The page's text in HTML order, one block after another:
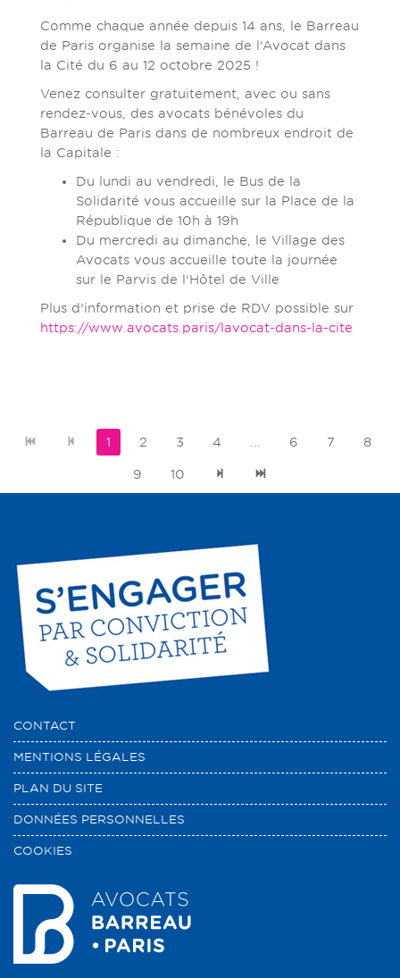
Comme chaque année depuis 14 ans, le Barreau
de Paris organise la semaine de l’Avocat dans
la Cité du 6 au 12 octobre 2025 !
Venez consulter gratuitement, avec ou sans
rendez-vous, des avocats bénévoles du
Barreau de Paris dans de nombreux endroit de
la Capitale :
Du lundi au vendredi, le Bus de la
Solidarité vous accueille sur la Place de la
République de 10h à 19h
Du mercredi au dimanche, le Village des
Avocats vous accueille toute la journée
sur le Parvis de l’Hôtel de Ville
Plus d’information et prise de RDV possible sur
https://www.avocats.paris/lavocat-dans-la-cite
1 2 3 4 6 7 8
9 10
CONTACT
MENTIONS LÉGALES
PLAN DU SITE
DONNÉES PERSONNELLES
COOKIES